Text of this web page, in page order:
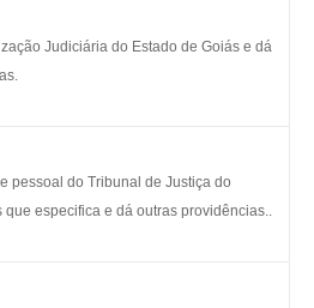
Judiciária do Estado de Goiás e dá
pessoal do Tribunal de Justiça do
que especifica e dá outras providências..